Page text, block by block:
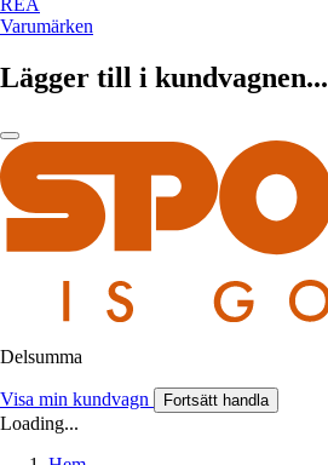
Varumärken
Lägger till i kundvagnen...
Delsumma
Visa min kundvagn Fortsätt handla
Loading...